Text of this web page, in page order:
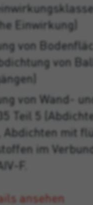
Einwirkung)
von
von
von Wand-
Teil 5
Abdichten mit
im
F.
ansehen